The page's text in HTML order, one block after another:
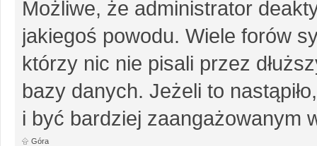
Możliwe, że administrator
jakiegoś powodu. Wiele forów
którzy nic nie pisali przez
bazy danych. Jeżeli to
i być bardziej zaangażowanym
Góra